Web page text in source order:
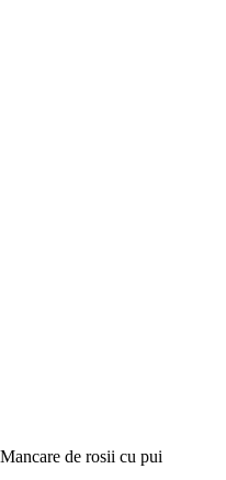
Mancare de rosii cu pui